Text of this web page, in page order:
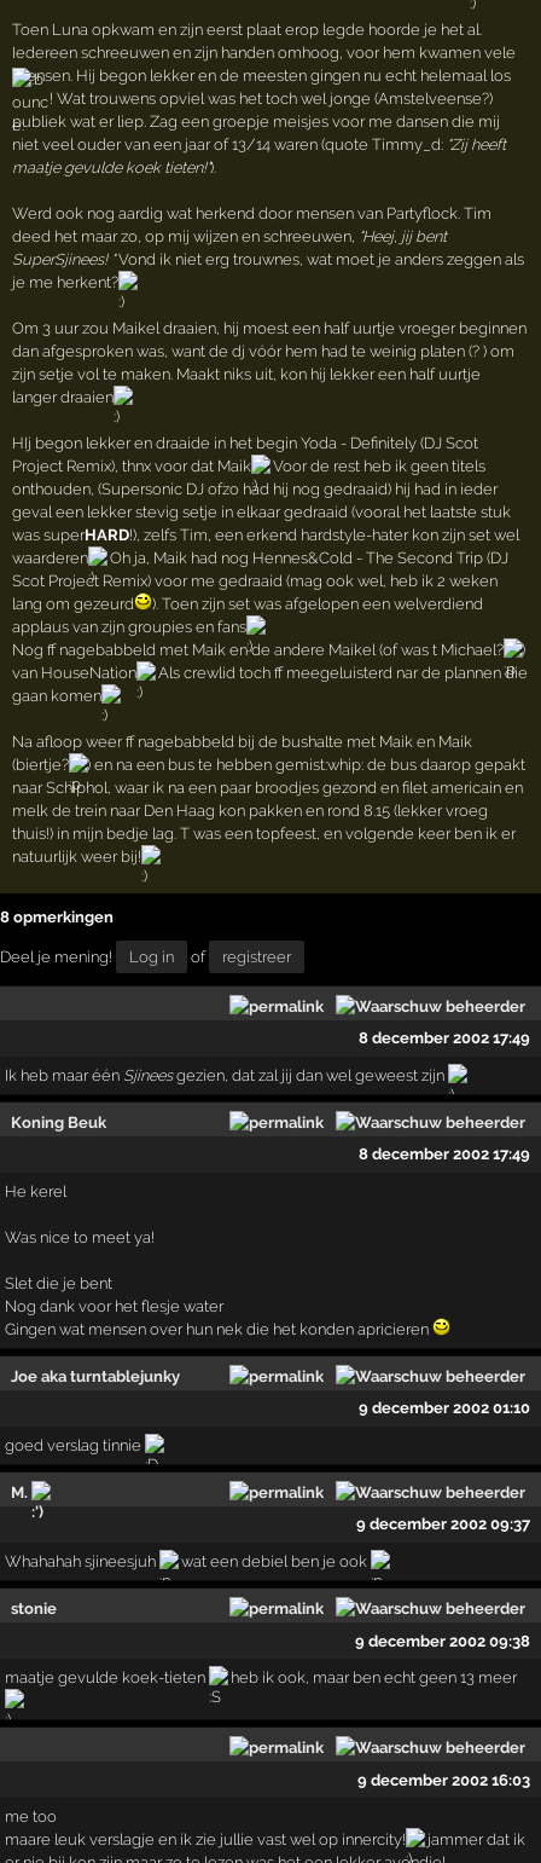
Toen Luna opkwam en zijn eerst plaat erop legde hoorde je het al.
Iedereen schreeuwen en zijn handen omhoog, voor hem kwamen vele
mensen. Hij begon lekker en de meesten gingen nu echt helemaal los
! Wat trouwens opviel was het toch wel jonge (Amstelveense?)
publiek wat er liep. Zag een groepje meisjes voor me dansen die mij
niet veel ouder van een jaar of 13/14 waren (quote Timmy_d: "Zij heeft
maatje gevulde koek tieten!").
Werd ook nog aardig wat herkend door mensen van Partyflock. Tim
deed het maar zo, op mij wijzen en schreeuwen, "Heej, jij bent
SuperSjinees! "Vond ik niet erg trouwnes, wat moet je anders zeggen als
je me herkent?
Om 3 uur zou Maikel draaien, hij moest een half uurtje vroeger beginnen
dan afgesproken was, want de dj vóór hem had te weinig platen (? ) om
zijn setje vol te maken. Maakt niks uit, kon hij lekker een half uurtje
langer draaien
HIj begon lekker en draaide in het begin Yoda - Definitely (DJ Scot
Project Remix), thnx voor dat Maik
Voor de rest heb ik geen titels
onthouden, (Supersonic DJ ofzo had hij nog gedraaid) hij had in ieder
geval een lekker stevig setje in elkaar gedraaid (vooral het laatste stuk
was superHARD!), zelfs Tim, een erkend hardstyle-hater kon zijn set wel
waarderen
Oh ja, Maik had nog Hennes&Cold - The Second Trip (DJ
Scot Project Remix) voor me gedraaid (mag ook wel, heb ik 2 weken
lang om gezeurd
). Toen zijn set was afgelopen een welverdiend
applaus van zijn groupies en fans
Nog ff nagebabbeld met Maik en de andere Maikel (of was t Michael?
)
van HouseNation
Als crewlid toch ff meegeluisterd nar de plannen die
gaan komen
Na afloop weer ff nagebabbeld bij de bushalte met Maik en Maik
(biertje?
) en na een bus te hebben gemist:whip: de bus daarop gepakt
naar Schiphol, waar ik na een paar broodjes gezond en filet americain en
melk de trein naar Den Haag kon pakken en rond 8.15 (lekker vroeg
thuis!) in mijn bedje lag. T was een topfeest, en volgende keer ben ik er
natuurlijk weer bij!
8 opmerkingen
Deel je mening! Log in of registreer
8 december 2002 17:49
Ik heb maar één Sjineesgezien, dat zal jij dan wel geweest zijn
Koning Beuk
8 december 2002 17:49
He kerel
Was nice to meet ya!
Slet die je bent
Nog dank voor het flesje water
Gingen wat mensen over hun nek die het konden apricieren
Joe aka turntablejunky
9 december 2002 01:10
goed verslag tinnie
M.
9 december 2002 09:37
Whahahah sjineesjuh wat een debiel ben je ook
stonie
9 december 2002 09:38
maatje gevulde koek-tieten heb ik ook, maar ben echt geen 13 meer
9 december 2002 16:03
me too
maare leuk verslagje en ik zie jullie vast wel op innercity!
jammer dat ik